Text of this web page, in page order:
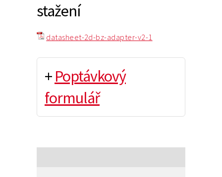
stažení
datasheet-2d-bz-adapter-v2-1
+ Poptávkový
formulář